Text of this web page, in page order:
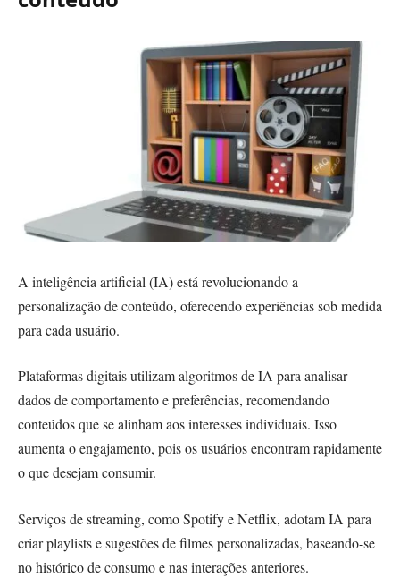
A inteligência artificial (IA) está revolucionando a
personalização de conteúdo, oferecendo experiências sob medida
para cada usuário.
Plataformas digitais utilizam algoritmos de IA para analisar
dados de comportamento e preferências, recomendando
conteúdos que se alinham aos interesses individuais. Isso
aumenta o engajamento, pois os usuários encontram rapidamente
o que desejam consumir.
Serviços de streaming, como Spotify e Netflix, adotam IA para
criar playlists e sugestões de filmes personalizadas, baseando-se
no histórico de consumo e nas interações anteriores.